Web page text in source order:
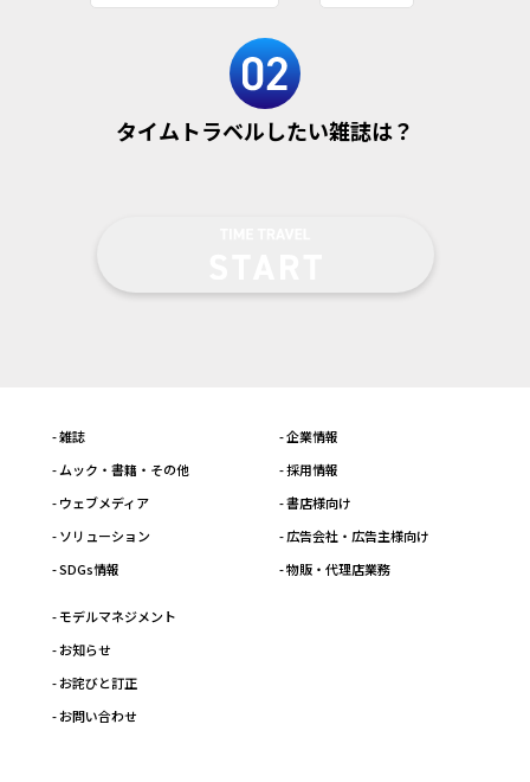
タイムトラベルしたい雑誌は？
- 雑誌
- ムック・書籍・その他
- ウェブメディア
- ソリューション
- SDGs情報
- 企業情報
- 採用情報
- 書店様向け
- 広告会社・広告主様向け
- 物販・代理店業務
- モデルマネジメント
- お知らせ
- お詫びと訂正
- お問い合わせ